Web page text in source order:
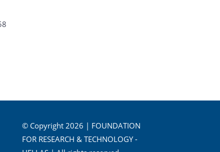
© Copyright 2026 | FOUNDATION
FOR RESEARCH & TECHNOLOGY -